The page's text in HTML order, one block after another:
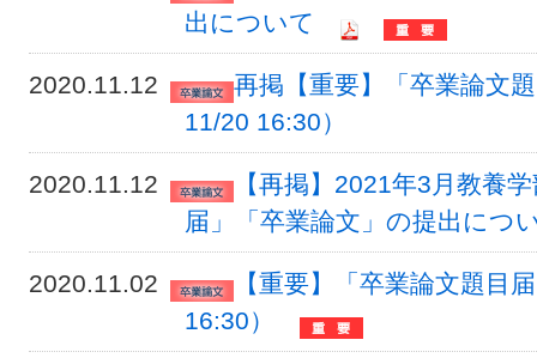
出について
2020.11.12
再掲【重要】「卒業論文
11/20 16:30）
2020.11.12
【再掲】2021年3月教養
届」「卒業論文」の提出につ
2020.11.02
【重要】「卒業論文題目
16:30）